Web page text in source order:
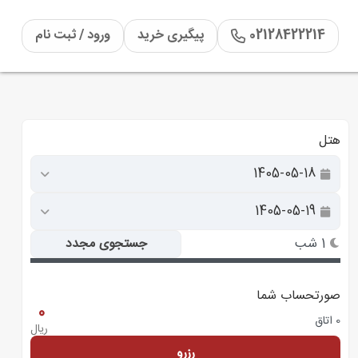
02128422214 پیگیری خرید ورود / ثبت نام
هتل
1 شب جستجوی مجدد
صورتحساب شما
0 اتاق 0
ریال
رزرو